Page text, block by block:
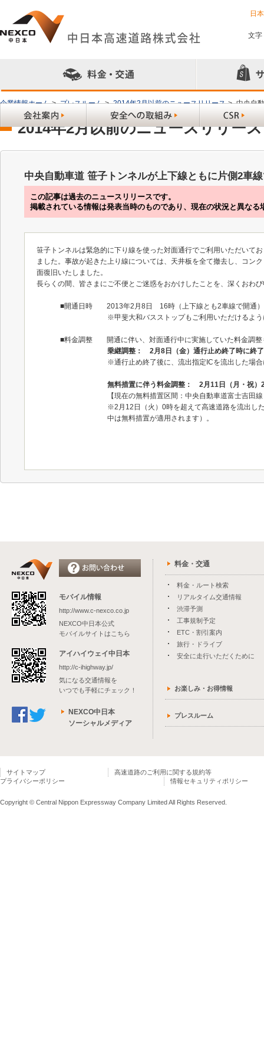
日
文字
企業情報ホーム > プレスルーム > 2014年2月以前のニュースリリース > 中央自
2014年2月以前のニュースリリース
中央自動車道 笹子トンネルが上下線ともに片側2車
この記事は過去のニュースリリースです。
掲載されている情報は発表当時のものであり、現在の状況と異なる
笹子トンネルは緊急的に下り線を使った対面通行でご利用いただいて
ました。事故が起きた上り線については、天井板を全て撤去し、コン
面復旧いたしました。
長らくの間、皆さまにご不便とご迷惑をおかけしたことを、深くおわ
■開通日時 2013年2月8日 16時（上下線とも2車線で開通）
※甲斐大和バスストップもご利用いただけるよ
■料金調整 開通に伴い、対面通行中に実施していた料金調整
乗継調整： 2月8日（金）通行止め終了時に終了
※通行止め終了後に、流出指定ICを流出した場
無料措置に伴う料金調整： 2月11日（月・祝）
【現在の無料措置区間：中央自動車道富士吉田
※2月12日（火）0時を超えて高速道路を流出し
中は無料措置が適用されます）。
モバイル情報
http://www.c-nexco.co.jp
NEXCO中日本公式
モバイルサイトはこちら
アイハイウェイ中日本
http://c-ihighway.jp/
気になる交通情報を
いつでも手軽にチェック！
NEXCO中日本
ソーシャルメディア
料金・交通
料金・ルート検索
リアルタイム交通情報
渋滞予測
工事規制予定
ETC・割引案内
旅行・ドライブ
安全に走行いただくために
お楽しみ・お得情報
プレスルーム
サイトマップ
高速道路のご利用に関する規約等
プライバシーポリシー
情報セキュリティポリシー
Copyright © Central Nippon Expressway Company Limited All Rights Reserved.